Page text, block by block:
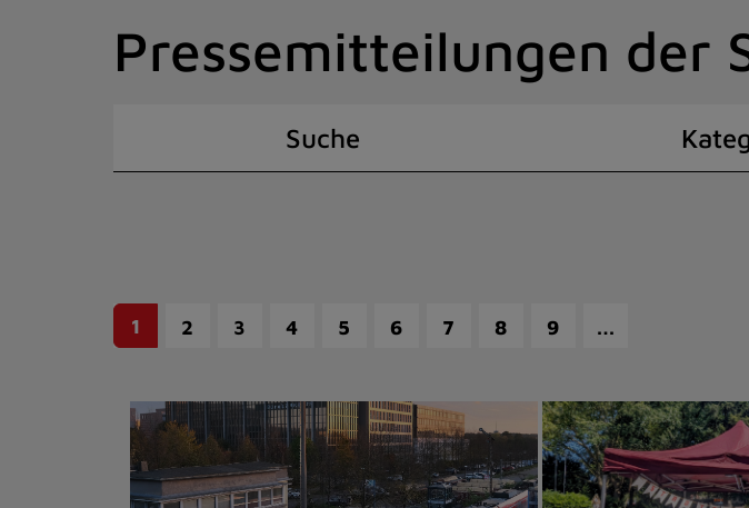
Pressemitteilungen der
Suche
1 2 3 4 5 6 7 8 9 …